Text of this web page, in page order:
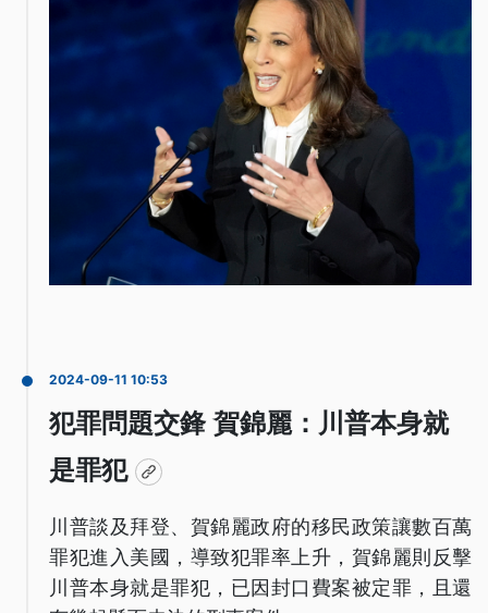
2024-09-11 10:53
犯罪問題交鋒 賀錦麗：川普本身就
是罪犯
川普談及拜登、賀錦麗政府的移民政策讓數百萬
罪犯進入美國，導致犯罪率上升，賀錦麗則反擊
川普本身就是罪犯，已因封口費案被定罪，且還